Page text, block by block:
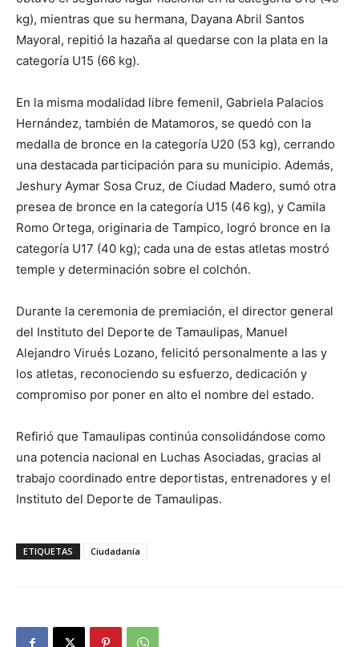
kg), mientras que su hermana, Dayana Abril Santos
Mayoral, repitió la hazaña al quedarse con la plata en la
categoría U15 (66 kg).
En la misma modalidad libre femenil, Gabriela Palacios
Hernández, también de Matamoros, se quedó con la
medalla de bronce en la categoría U20 (53 kg), cerrando
una destacada participación para su municipio. Además,
Jeshury Aymar Sosa Cruz, de Ciudad Madero, sumó otra
presea de bronce en la categoría U15 (46 kg), y Camila
Romo Ortega, originaria de Tampico, logró bronce en la
categoría U17 (40 kg); cada una de estas atletas mostró
temple y determinación sobre el colchón.
Durante la ceremonia de premiación, el director general
del Instituto del Deporte de Tamaulipas, Manuel
Alejandro Virués Lozano, felicitó personalmente a las y
los atletas, reconociendo su esfuerzo, dedicación y
compromiso por poner en alto el nombre del estado.
Refirió que Tamaulipas continúa consolidándose como
una potencia nacional en Luchas Asociadas, gracias al
trabajo coordinado entre deportistas, entrenadores y el
Instituto del Deporte de Tamaulipas.
ETIQUETAS Ciudadanía